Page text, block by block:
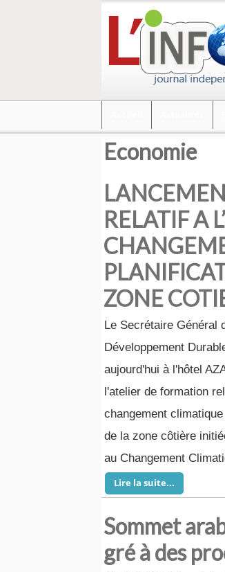
Economie
RELATIF A
ZONE
Le Secrétaire Général
Développement
aujourd'hui à l'hôtel
l'atelier de formation
changement
de la zone côtière
au Changement
Lire la suite...
Sommet
gré à des